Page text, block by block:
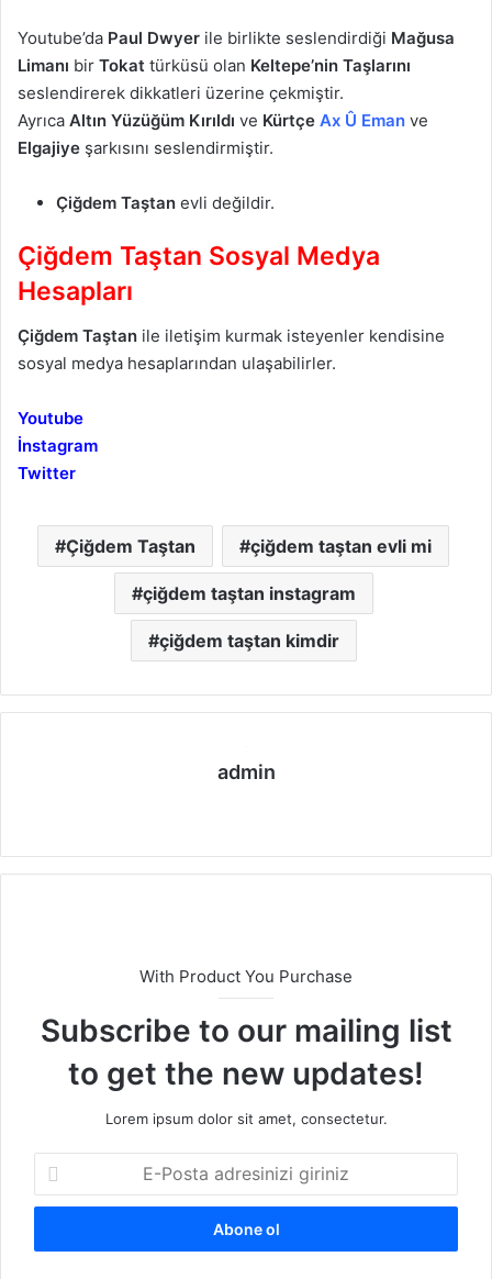
Youtube’da Paul Dwyer ile birlikte seslendirdiği Mağusa
Limanı bir Tokat türküsü olan Keltepe’nin Taşlarını
seslendirerek dikkatleri üzerine çekmiştir.
Ayrıca Altın Yüzüğüm Kırıldı ve Kürtçe Ax Û Eman ve
Elgajiye şarkısını seslendirmiştir.
Çiğdem Taştan evli değildir.
Çiğdem Taştan Sosyal Medya
Hesapları
Çiğdem Taştan ile iletişim kurmak isteyenler kendisine
sosyal medya hesaplarından ulaşabilirler.
Youtube
İnstagram
Twitter
Çiğdem Taştan çiğdem taştan evli mi
çiğdem taştan instagram
çiğdem taştan kimdir
admin
sit
With Product You Purchase
Subscribe to our mailing list
to get the new updates!
Lorem ipsum dolor sit amet, consectetur.
P
s